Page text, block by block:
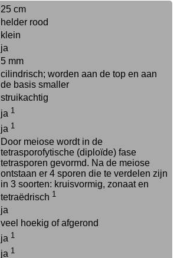
25 cm
helder rood
klein
ja
5 mm
cilindrisch; worden aan de top en aan
de basis smaller
struikachtig
ja 1
ja 1
Door meiose wordt in de
tetrasporofytische (diploïde) fase
tetrasporen gevormd. Na de meiose
ontstaan er 4 sporen die te verdelen zijn
in 3 soorten: kruisvormig, zonaat en
tetraëdrisch 1
ja
veel hoekig of afgerond
ja 1
ja 1